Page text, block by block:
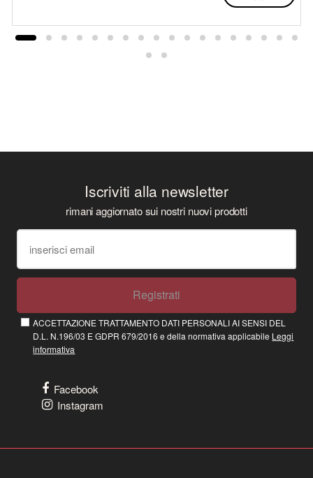
Iscriviti alla newsletter
rimani aggiornato sui nostri nuovi prodotti
Registrati
ACCETTAZIONE TRATTAMENTO DATI PERSONALI AI SENSI DEL
D.L. N.196/03 E GDPR 679/2016 e della normativa applicabile Leggi
informativa
Facebook
Instagram